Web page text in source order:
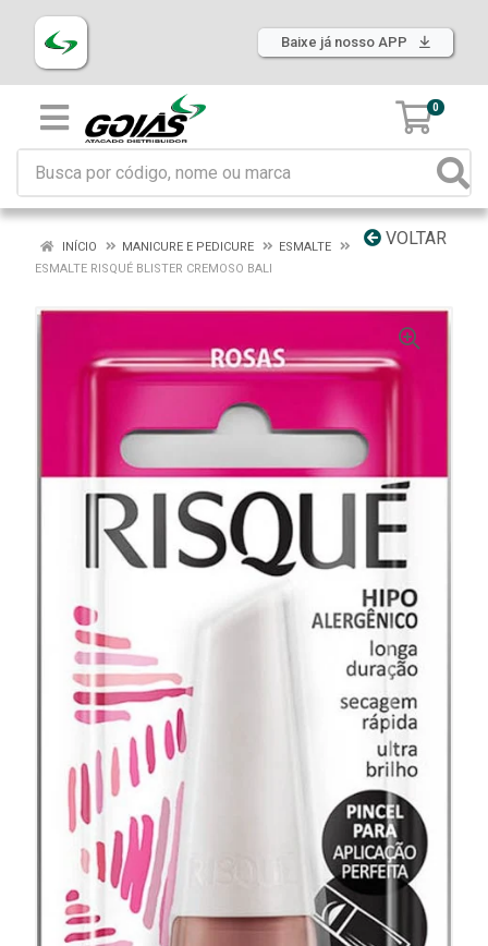
Baixe já nosso APP
0
VOLTAR
INÍCIO MANICURE E PEDICURE
ESMALTE
ESMALTE RISQUÉ BLISTER CREMOSO BALI